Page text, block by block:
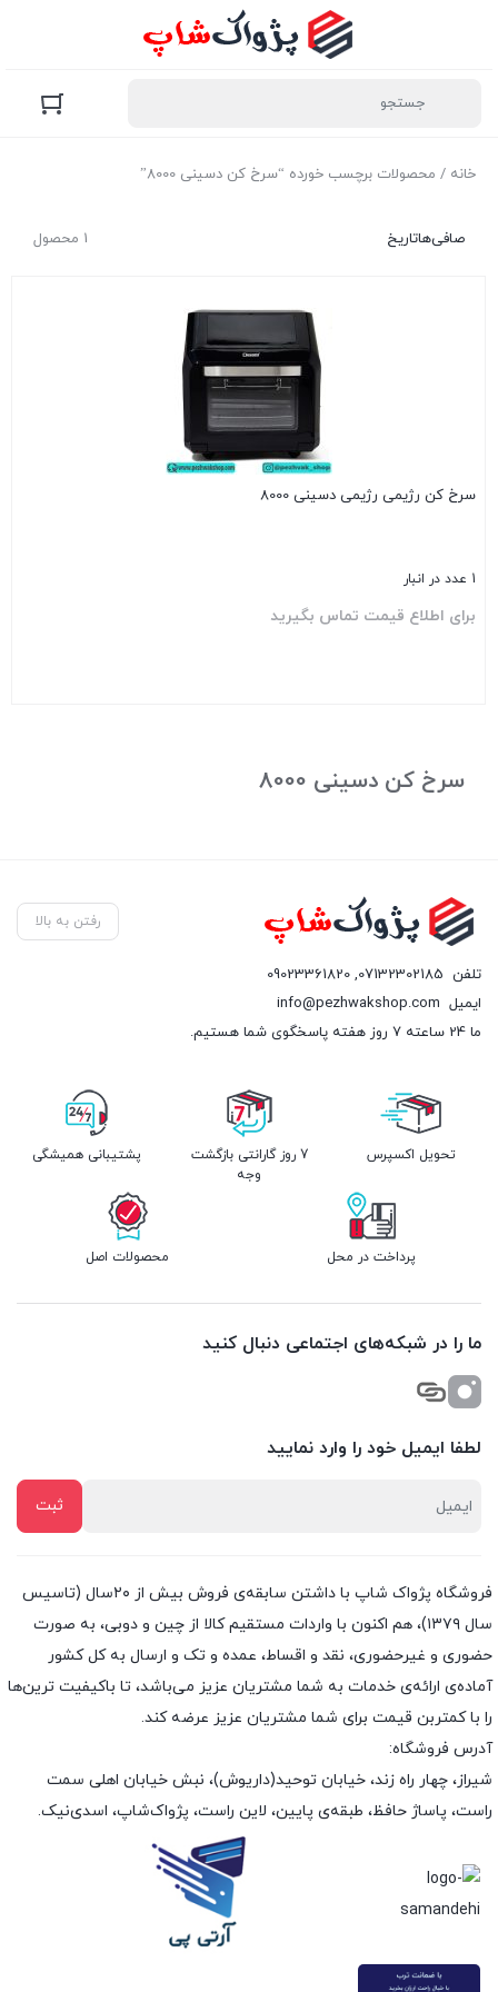
خانه / محصولات برچسب خورده “سرخ کن دسینی 8000”
1 محصول صافی‌هاتاریخ
سرخ کن رژیمی رژیمی دسینی 8000
1 عدد در انبار
برای اطلاع قیمت تماس بگیرید
سرخ کن دسینی 8000
رفتن به بالا
تلفن 07132302185
,
09023361820
ایمیل info@pezhwakshop.com
ما 24 ساعته 7 روز هفته پاسخگوی شما هستیم.
تحویل اکسپرس
7 روز گارانتی بازگشت
وجه
پشتیبانی همیشگی
پرداخت در محل محصولات اصل
ما را در شبکه‌های اجتماعی دنبال کنید
لطفا ایمیل خود را وارد نمایید
فروشگاه پژواک شاپ با داشتن سابقه‌ی فروش بیش از ۲۰سال (تاسیس
سال ۱۳۷۹)، هم اکنون با واردات مستقیم کالا از چین و دوبی، به صورت
حضوری و غیرحضوری، نقد و اقساط، عمده و تک و ارسال به کل کشور
آماده‌ی ارائه‌ی خدمات به شما مشتریان عزیز می‌باشد، تا باکیفیت ترین‌ها
را با کمتربن قیمت برای شما مشتریان عزیز عرضه کند.
آدرس فروشگاه:
شیراز، چهار راه زند، خیابان توحید(داریوش)، نبش خیابان اهلی سمت
راست، پاساژ حافظ، طبقه‌ی پایین، لاین راست، پژواک‌شاپ، اسدی‌نیک.